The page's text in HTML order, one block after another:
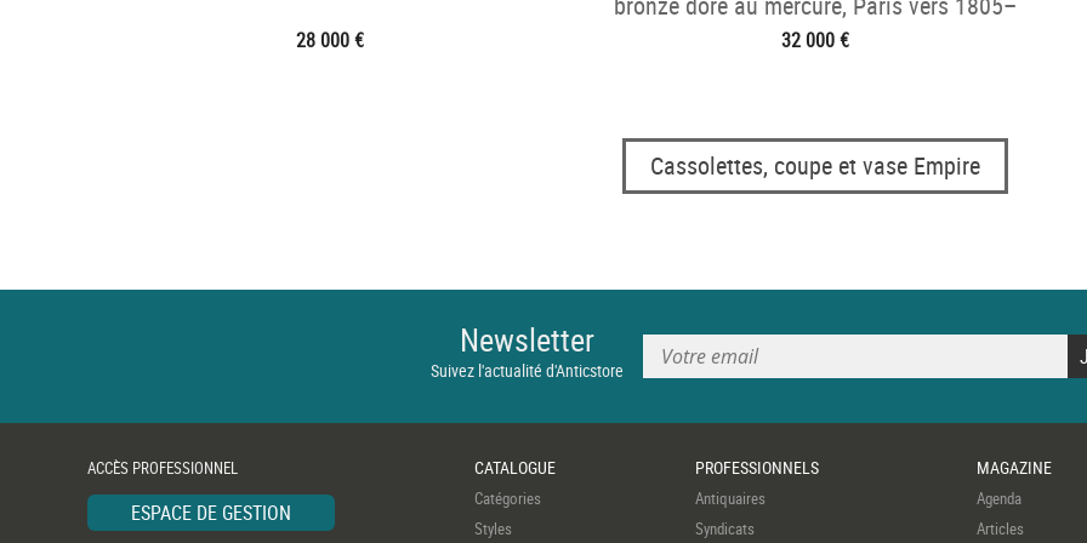
28 000 €
1815
32 000 €
Cassolettes, coupe et vase Empire
Newsletter
Suivez l'actualité d'Anticstore
ACCÈS PROFESSIONNEL
ESPACE DE GESTION
CATALOGUE
Catégories
Styles
PROFESSIONNELS
Antiquaires
Syndicats
MAGAZINE
Agenda
Articles